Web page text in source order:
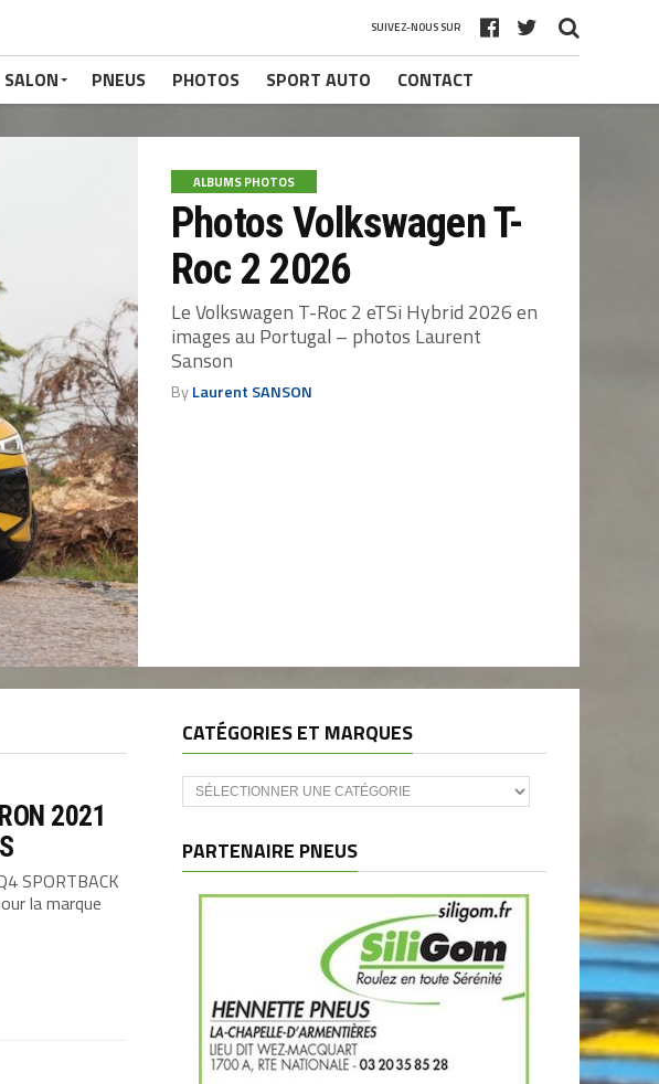
SUIVEZ-NOUS SUR
SALON PNEUS PHOTOS SPORT AUTO CONTACT
ALBUMS PHOTOS
Photos Volkswagen T-
Roc 2 2026
Le Volkswagen T-Roc 2 eTSi Hybrid 2026 en
images au Portugal – photos Laurent
Sanson
ByLaurent SANSON
2021
SPORTBACK
la marque
CATÉGORIES ET MARQUES
Catégories
et
PARTENAIRE PNEUS